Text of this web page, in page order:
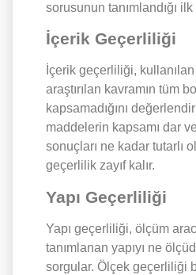
sorusunun tanımlandığı
İçerik Geçerliliği
İçerik geçerliliği, kullanılan
araştırılan kavramın tüm
kapsamadığını
maddelerin kapsamı dar
sonuçları ne kadar tutarlı
geçerlilik zayıf kalır.
Yapı Geçerliliği
Yapı geçerliliği, ölçüm
tanımlanan yapıyı ne
sorgular. Ölçek geçerliliği